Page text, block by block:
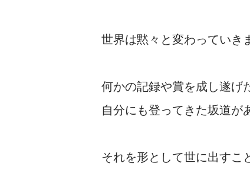
世界は黙々と変わっていき
何かの記録や賞を成し遂げ
自分にも登ってきた坂道が
それを形として世に出すこ